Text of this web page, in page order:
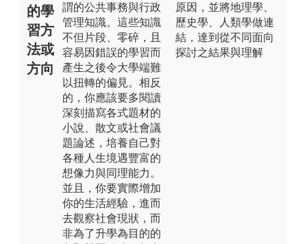
的學
習方
法或
方向
謂的公共事務與行政
管理知識。這些知識
不但片段、零碎，且
容易因錯誤的學習而
產生之後令大學端難
以扭轉的偏見。相反
的，你應該要多閱讀
深刻描寫各式題材的
小說、散文或社會議
題論述，培養自己對
各種人生境遇豐富的
想像力與同理能力。
並且，你要實際增加
你的生活經驗，進而
去觀察社會現狀，而
非為了升學為目的的
原因，並將地理學、
歷史學、人類學做連
結，達到從不同面向
探討之結果與理解